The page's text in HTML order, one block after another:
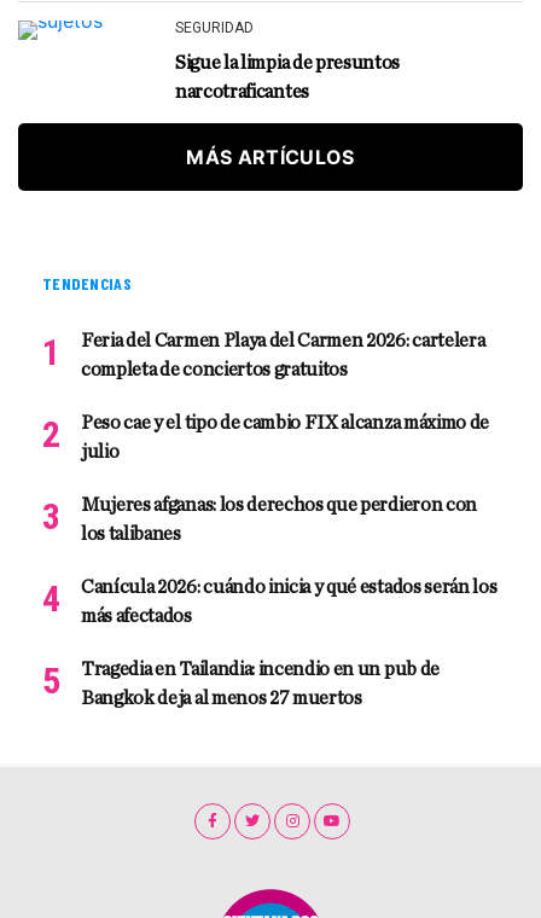
SEGURIDAD
Sigue la limpia de presuntos
narcotraficantes
MÁS ARTÍCULOS
TENDENCIAS
Feria del Carmen Playa del Carmen 2026: cartelera
completa de conciertos gratuitos
Peso cae y el tipo de cambio FIX alcanza máximo de
julio
Mujeres afganas: los derechos que perdieron con
los talibanes
Canícula 2026: cuándo inicia y qué estados serán los
más afectados
Tragedia en Tailandia: incendio en un pub de
Bangkok deja al menos 27 muertos